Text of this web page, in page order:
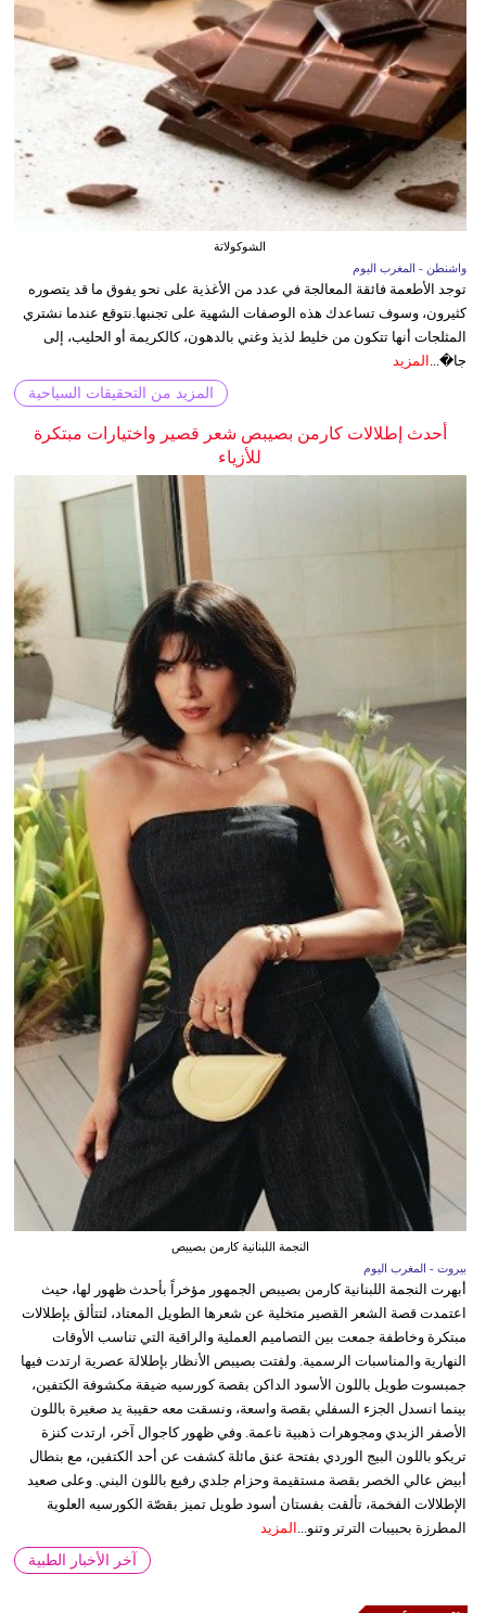
الشوكولاتة
واشنطن - المغرب اليوم
توجد الأطعمة فائقة المعالجة في عدد من الأغذية على نحو يفوق ما قد يتصوره
كثيرون، وسوف تساعدك هذه الوصفات الشهية على تجنبها.نتوقع عندما نشتري
المثلجات أنها تتكون من خليط لذيذ وغني بالدهون، كالكريمة أو الحليب، إلى
جا�... المزيد
المزيد من التحقيقات السياحية
أحدث إطلالات كارمن بصيبص شعر قصير واختيارات مبتكرة
للأزياء
النجمة اللبنانية كارمن بصيبص
بيروت - المغرب اليوم
أبهرت النجمة اللبنانية كارمن بصيبص الجمهور مؤخراً بأحدث ظهور لها، حيث
اعتمدت قصة الشعر القصير متخلية عن شعرها الطويل المعتاد، لتتألق بإطلالات
مبتكرة وخاطفة جمعت بين التصاميم العملية والراقية التي تناسب الأوقات
النهارية والمناسبات الرسمية. ولفتت بصيبص الأنظار بإطلالة عصرية ارتدت فيها
جمبسوت طويل باللون الأسود الداكن بقصة كورسيه ضيقة مكشوفة الكتفين،
بينما انسدل الجزء السفلي بقصة واسعة، ونسقت معه حقيبة يد صغيرة باللون
الأصفر الزبدي ومجوهرات ذهبية ناعمة. وفي ظهور كاجوال آخر، ارتدت كنزة
تريكو باللون البيج الوردي بفتحة عنق مائلة كشفت عن أحد الكتفين، مع بنطال
أبيض عالي الخصر بقصة مستقيمة وحزام جلدي رفيع باللون البني. وعلى صعيد
الإطلالات الفخمة، تألقت بفستان أسود طويل تميز بقصّة الكورسيه العلوية
المطرزة بحبيبات الترتر وتنو... المزيد
آخر الأخبار الطبية